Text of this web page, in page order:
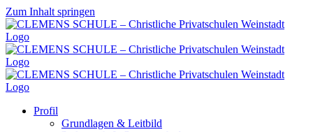
Zum Inhalt springen
Profil
Grundlagen & Leitbild